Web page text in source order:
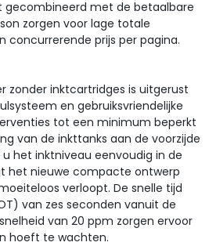
gecombineerd met de betaalbare
zorgen voor lage totale
concurrerende prijs per pagina.
zonder inktcartridges is uitgerust
en gebruiksvriendelijke
tot een minimum beperkt
van de inkttanks aan de voorzijde
het inktniveau eenvoudig in de
het nieuwe compacte ontwerp
verloopt. De snelle tijd
van zes seconden vanuit de
van 20 ppm zorgen ervoor
hoeft te wachten.